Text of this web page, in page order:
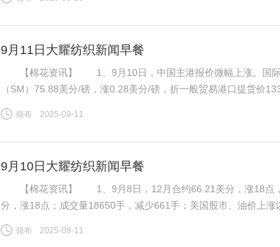
良好，新疆新棉吐絮率近半成，内地多地新棉已陆续采摘少量
9月11日大耀纺织新闻早餐
【棉花资讯】 1、9月10日，中国主港报价微幅上涨。国际
（SM）75.88美分/磅，涨0.28美分/磅，折一般贸易港口提货价
磅，涨0.28美分/磅，折一般贸易港口提货
领布 2025-09-11
9月10日大耀纺织新闻早餐
【棉花资讯】 1、9月8日，12月合约66.21美分，涨18点
分，涨18点；成交量18650手，减少661手；美国股市、油价上涨
增，对金融市场有非常重要的积极作用。
领布 2025-09-11